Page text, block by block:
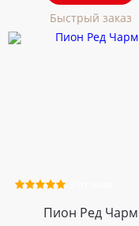
Быстрый заказ
Пион Ред Чарм